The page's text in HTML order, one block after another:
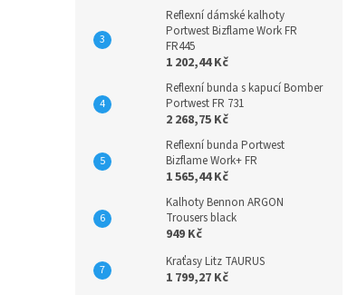
Reflexní dámské kalhoty
Portwest Bizflame Work FR
FR445
1 202,44 Kč
Reflexní bunda s kapucí Bomber
Portwest FR 731
2 268,75 Kč
Reflexní bunda Portwest
Bizflame Work+ FR
1 565,44 Kč
Kalhoty Bennon ARGON
Trousers black
949 Kč
Kraťasy Litz TAURUS
1 799,27 Kč